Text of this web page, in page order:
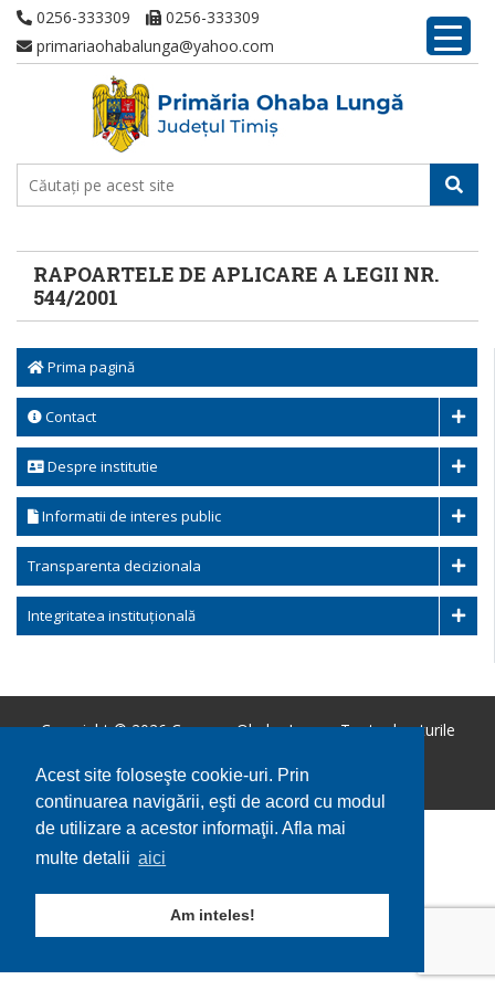
Acest site foloseşte cookie-uri. Prin
continuarea navigării, eşti de acord cu modul
de utilizare a acestor informaţii. Afla mai
multe detalii aici
Am inteles!
0256-333309
0256-333309
primariaohabalunga@yahoo.com
RAPOARTELE DE APLICARE A LEGII NR.
544/2001
Prima pagină
Contact
Despre institutie
Informatii de interes public
Transparenta decizionala
Integritatea instituțională
Copyright © 2026 Comuna Ohaba Lunga. Toate drepturile
Utilizare cookie-uri